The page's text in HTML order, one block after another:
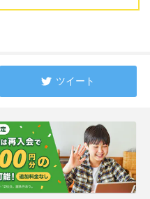
ツイート